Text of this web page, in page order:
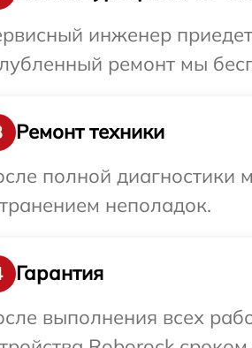
инженер
ремонт мы
Ремонт техники
полной диагностики
неполадок.
Гарантия
выполнения всех